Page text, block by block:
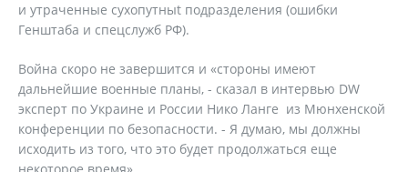
и утраченные сухопутныt подразделения (ошибки
Генштаба и спецслужб РФ).
Война скоро не завершится и «стороны имеют
дальнейшие военные планы, - сказал в интервью DW
эксперт по Украине и России Нико Ланге из Мюнхенской
конференции по безопасности. - Я думаю, мы должны
исходить из того, что это будет продолжаться еще